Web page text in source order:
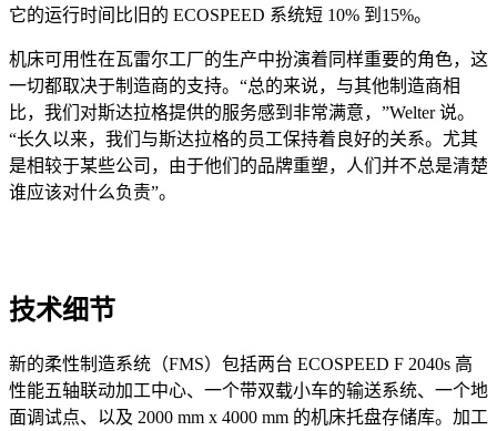
它的运行时间比旧的 ECOSPEED 系统短 10% 到15%。
机床可用性在瓦雷尔工厂的生产中扮演着同样重要的角色，这
一切都取决于制造商的支持。“总的来说，与其他制造商相
比，我们对斯达拉格提供的服务感到非常满意，”Welter 说。
“长久以来，我们与斯达拉格的员工保持着良好的关系。尤其
是相较于某些公司，由于他们的品牌重塑，人们并不总是清楚
谁应该对什么负责”。
技术细节
新的柔性制造系统（FMS）包括两台 ECOSPEED F 2040s 高
性能五轴联动加工中心、一个带双载小车的输送系统、一个地
面调试点、以及 2000 mm x 4000 mm 的机床托盘存储库。加工